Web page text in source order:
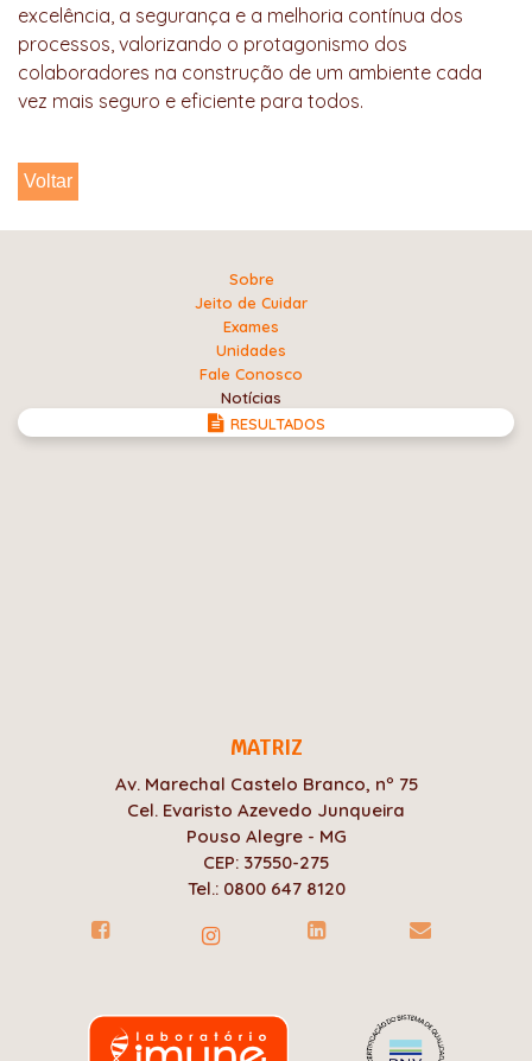
excelência, a segurança e a melhoria contínua dos
processos, valorizando o protagonismo dos
colaboradores na construção de um ambiente cada
vez mais seguro e eficiente para todos.
Voltar
Sobre
Jeito de Cuidar
Exames
Unidades
Fale Conosco
Notícias
RESULTADOS
MATRIZ
Av. Marechal Castelo Branco, nº 75
Cel. Evaristo Azevedo Junqueira
Pouso Alegre - MG
CEP: 37550-275
Tel.: 0800 647 8120